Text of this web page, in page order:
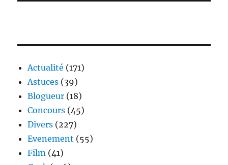
Actualité (171)
Astuces (39)
Blogueur (18)
Concours (45)
Divers (227)
Evenement (55)
Film (41)